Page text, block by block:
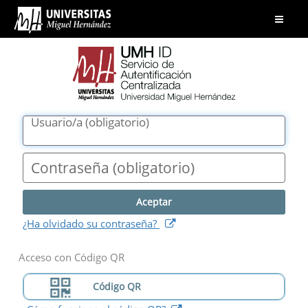
UMH
ID.
Servicio
Autentificación
Centralizada.
Universidad
Miguel
Hernández
Abrir
Usuario/a (obligatorio)
Contraseña (obligatorio)
¿Ha olvidado su contraseña? abre
Acceso con Código QR
Código QR